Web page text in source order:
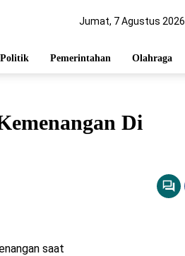
Jumat, 7 Agustus 2026
Politik Pemerintahan Olahraga
Di
saat